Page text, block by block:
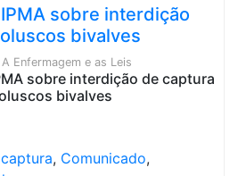
sobre interdição
bivalves
A Enfermagem e as Leis
captura, Comunicado,